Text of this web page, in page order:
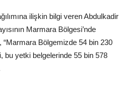
ilişkin bilgi veren Abdulkadir
Marmara Bölgesi’nde
“Marmara Bölgemizde 54 bin 230
bu yetki belgelerinde 55 bin 578